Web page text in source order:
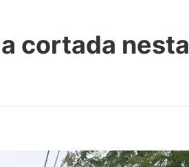
cortada nesta